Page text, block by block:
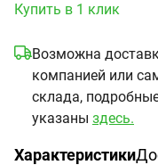
Купить в 1 клик
Возможна
компанией или
склада,
указаны здесь.
Характеристики